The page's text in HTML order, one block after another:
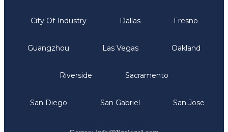
City Of Industry Dallas Fresno
Guangzhou Las Vegas Oakland
Riverside Sacramento
San Diego San Gabriel San Jose